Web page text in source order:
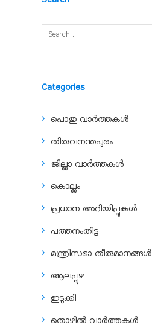
Categories
പൊതു വാർത്തകൾ
തിരുവനന്തപുരം
ജില്ലാ വാർത്തകൾ
കൊല്ലം
പ്രധാന അറിയിപ്പുകൾ
പത്തനംതിട്ട
മന്ത്രിസഭാ തീരുമാനങ്ങൾ
ആലപ്പുഴ
ഇടുക്കി
തൊഴിൽ വാർത്തകൾ